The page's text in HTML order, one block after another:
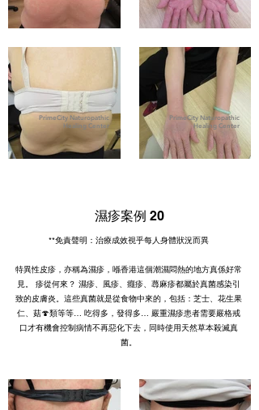
PrimeCity Naturopathic
Healing Center
PrimeCity Naturopathic
Healing Center
濕疹案例 20
**免責聲明：治療成效視乎每人身體狀況而異
特異性皮疹，亦稱為濕疹，喺香港這個潮濕悶熱的地方真係好常
見。 疹從何來？ 濕疹、風疹、癮疹、蕁麻疹都屬於真菌感染引
致的皮膚炎。這些真菌就是從食物中來的，包括：芝士、花生果
仁、菇🍄類等等… 吃得多，發得多… 嚴重濕疹患者需要嚴格戒
口才有機會控制病情不再惡化下去，同時使用天然草本殺滅真
菌。